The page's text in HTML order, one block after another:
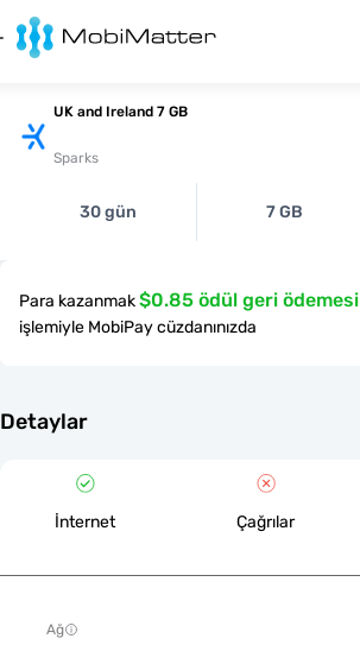
UK and Ireland 7 GB
Sparks
30 gün 7 GB
Para kazanmak$0.85 ödül geri ödemesi
işlemiyle MobiPay cüzdanınızda
Detaylar
İnternet Çağrılar
Ağ